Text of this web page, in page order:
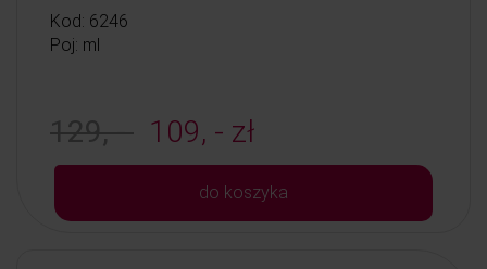
Kod: 6246
Poj: ml
129, - 109, - zł
do koszyka